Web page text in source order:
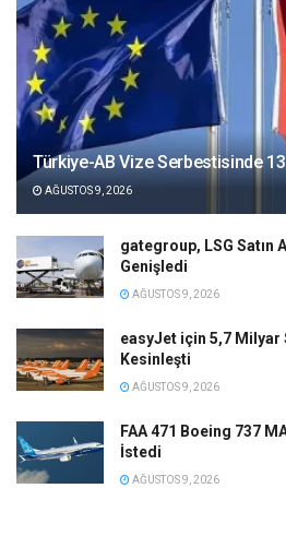
Türkiye-AB Vize Serbestisinde 13
AĞUSTOS 9, 2026
gategroup, LSG Satın
Genişledi
AĞUSTOS 9, 2026
easyJet için 5,7 Milyar
Kesinleşti
AĞUSTOS 9, 2026
FAA 471 Boeing 737
İstedi
AĞUSTOS 9, 2026